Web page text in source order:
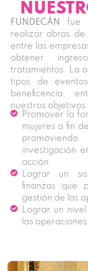
FUNDECÁN
fue
realizar obras de
entre las
obtener
tratamientos. La
tipos de
beneficencia,
nuestros objetivos
Promover la
mujeres a fin
investigación
acción.
Lograr un
finanzas que
gestión de las
Lograr un
las